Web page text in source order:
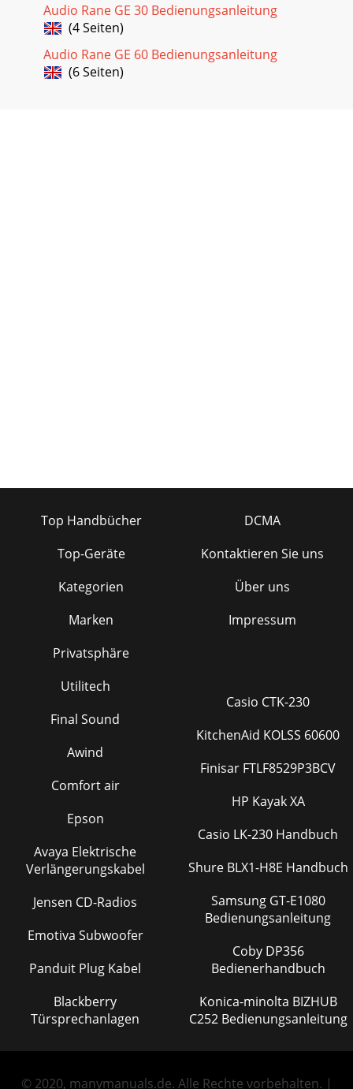
Audio Rane GE 30 Bedienungsanleitung
(4 Seiten)
Audio Rane GE 60 Bedienungsanleitung
(6 Seiten)
Top Handbücher
Top-Geräte
Kategorien
Marken
Privatsphäre
DCMA
Kontaktieren Sie uns
Über uns
Impressum
Utilitech
Final Sound
Awind
Comfort air
Epson
Avaya Elektrische
Verlängerungskabel
Jensen CD-Radios
Emotiva Subwoofer
Panduit Plug Kabel
Blackberry
Türsprechanlagen
Casio CTK-230
KitchenAid KOLSS 60600
Finisar FTLF8529P3BCV
HP Kayak XA
Casio LK-230 Handbuch
Shure BLX1-H8E Handbuch
Samsung GT-E1080
Bedienungsanleitung
Coby DP356
Bedienerhandbuch
Konica-minolta BIZHUB
C252 Bedienungsanleitung
© 2020, manymanuals.de. Alle Rechte vorbehalten. |